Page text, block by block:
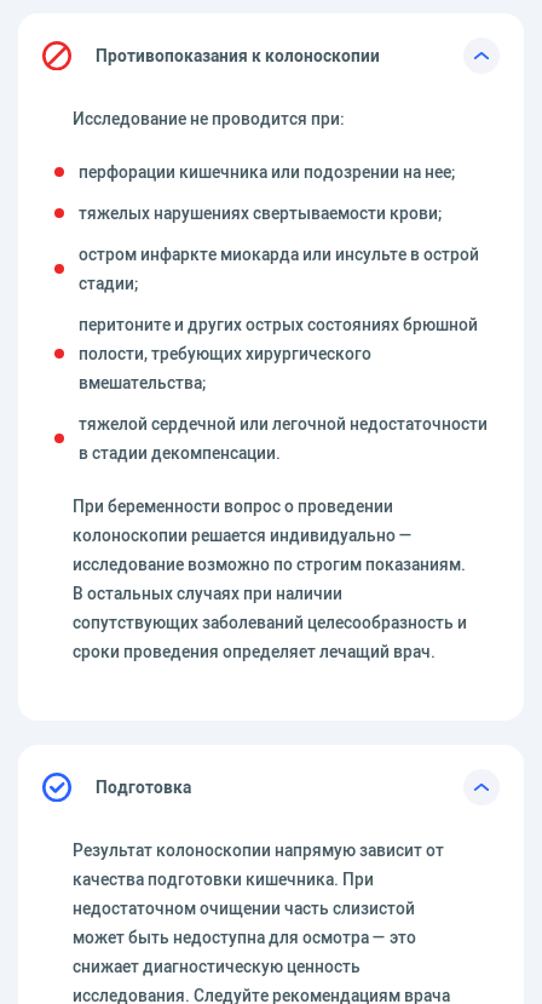
Противопоказания к колоноскопии
Исследование не проводится при:
перфорации кишечника или подозрении на нее;
тяжелых нарушениях свертываемости крови;
остром инфаркте миокарда или инсульте в острой
стадии;
перитоните и других острых состояниях брюшной
полости, требующих хирургического
вмешательства;
тяжелой сердечной или легочной недостаточности
в стадии декомпенсации.
При беременности вопрос о проведении
колоноскопии решается индивидуально —
исследование возможно по строгим показаниям.
В остальных случаях при наличии
сопутствующих заболеваний целесообразность и
сроки проведения определяет лечащий врач.
Подготовка
Результат колоноскопии напрямую зависит от
качества подготовки кишечника. При
недостаточном очищении часть слизистой
может быть недоступна для осмотра — это
снижает диагностическую ценность
исследования. Следуйте рекомендациям врача